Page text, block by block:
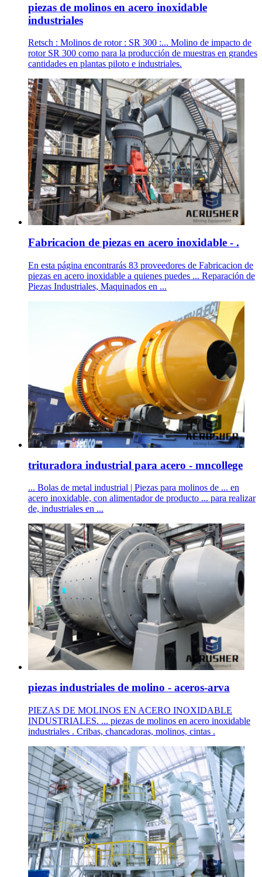
piezas de molinos en acero inoxidable
industriales
Retsch : Molinos de rotor : SR 300 :... Molino de impacto de
rotor SR 300 como para la producción de muestras en grandes
cantidades en plantas piloto e industriales.
Fabricacion de piezas en acero inoxidable - .
En esta página encontrarás 83 proveedores de Fabricacion de
piezas en acero inoxidable a quienes puedes ... Reparación de
Piezas Industriales, Maquinados en ...
trituradora industrial para acero - mncollege
... Bolas de metal industrial | Piezas para molinos de ... en
acero inoxidable, con alimentador de producto ... para realizar
de, industriales en ...
piezas industriales de molino - aceros-arva
PIEZAS DE MOLINOS EN ACERO INOXIDABLE
INDUSTRIALES. ... piezas de molinos en acero inoxidable
industriales . Cribas, chancadoras, molinos, cintas .